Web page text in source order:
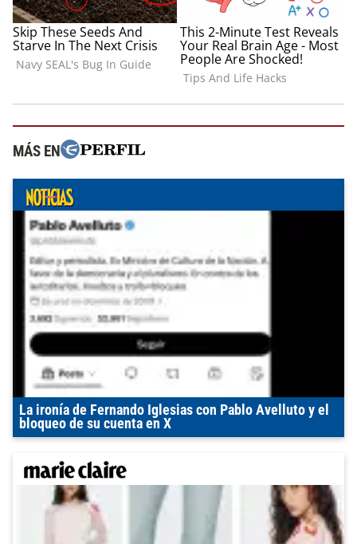
MÁS EN
La ironía de Fernando Iglesias con Pablo Avelluto y el
bloqueo de su cuenta en X